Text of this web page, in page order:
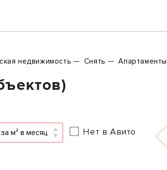
недвижимость Снять Апартаменты
м² в месяц Нет в Авито